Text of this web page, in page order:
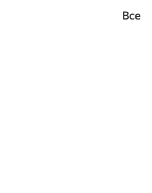
Все